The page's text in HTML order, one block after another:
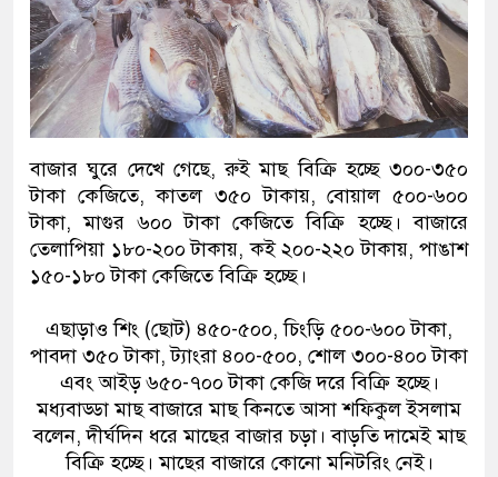
বাজার ঘুরে দেখে গেছে, রুই মাছ বিক্রি হচ্ছে ৩০০-৩৫০
টাকা কেজিতে, কাতল ৩৫০ টাকায়, বোয়াল ৫০০-৬০০
টাকা, মাগুর ৬০০ টাকা কেজিতে বিক্রি হচ্ছে। বাজারে
তেলাপিয়া ১৮০-২০০ টাকায়, কই ২০০-২২০ টাকায়, পাঙাশ
১৫০-১৮০ টাকা কেজিতে বিক্রি হচ্ছে।
এছাড়াও শিং (ছোট) ৪৫০-৫০০, চিংড়ি ৫০০-৬০০ টাকা,
পাবদা ৩৫০ টাকা, ট্যাংরা ৪০০-৫০০, শোল ৩০০-৪০০ টাকা
এবং আইড় ৬৫০-৭০০ টাকা কেজি দরে বিক্রি হচ্ছে।
মধ্যবাড্ডা মাছ বাজারে মাছ কিনতে আসা শফিকুল ইসলাম
বলেন, দীর্ঘদিন ধরে মাছের বাজার চড়া। বাড়তি দামেই মাছ
বিক্রি হচ্ছে। মাছের বাজারে কোনো মনিটরিং নেই।